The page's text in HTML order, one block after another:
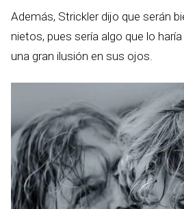
Además, Strickler dijo que serán
nietos, pues sería algo que lo
una gran ilusión en sus ojos.